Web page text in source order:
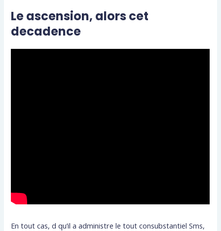
Le ascension, alors cet
decadence
En tout cas, d qu’il a administre le tout consubstantiel Sms,